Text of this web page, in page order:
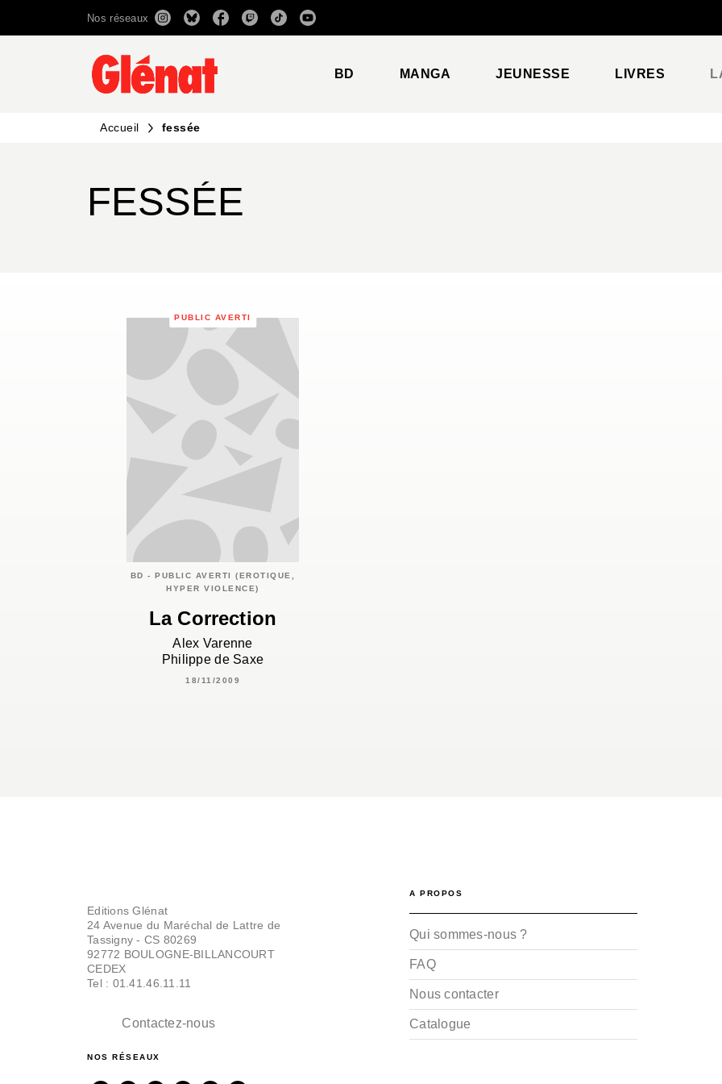
RECHERCHE CONTENU
Nos réseaux
BD MANGA JEUNESSE LIVRES
Accueil fessée
FESSÉE
PUBLIC AVERTI
BD - PUBLIC AVERTI (EROTIQUE,
HYPER VIOLENCE)
La Correction
Alex Varenne
Philippe de Saxe
18/11/2009
Editions Glénat
24 Avenue du Maréchal de Lattre de
Tassigny - CS 80269
92772 BOULOGNE-BILLANCOURT
CEDEX
Tel : 01.41.46.11.11
Contactez-nous
NOS RÉSEAUX
A PROPOS
Qui sommes-nous ?
FAQ
Nous contacter
Catalogue